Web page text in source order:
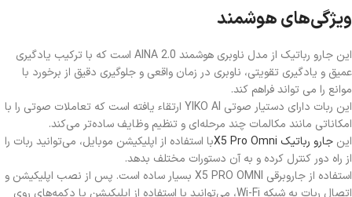
ویژگی‌های هوشمند
این جارو رباتیک از مدل ناوبری هوشمند AINA 2.0 است که با ترکیب یادگیری
عمیق و یادگیری تقویتی، ناوبری در زمان واقعی و جلوگیری دقیق از برخورد با
موانع را می تواند فراهم کند.
این ربات دارای دستیار صوتی YIKO AI ارتقاء یافته است که تعاملات صوتی را با
امکاناتی مانند مکالمات چند مرحله‌ای و تنظیم وظایف ساده‌تر می‌کند.
این جارو رباتیک X5 Pro Omni
با استفاده از اپلیکیشن موبایل، می‌توانید ربات را
از راه دور کنترل کرده و به آن دستورات مختلف بدهد.
استفاده از جاروبرقی X5 PRO OMNI بسیار ساده است. پس از نصب اپلیکیشن و
اتصال ربات به شبکه Wi-Fi، می‌توانید با استفاده از اپلیکیشن یا دکمه‌های روی